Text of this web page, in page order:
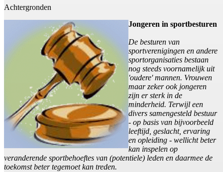
Achtergronden
Jongeren in sportbesturen
De besturen van
sportverenigingen en andere
sportorganisaties bestaan
nog steeds voornamelijk uit
'oudere' mannen. Vrouwen
maar zeker ook jongeren
zijn er sterk in de
minderheid. Terwijl een
divers samengesteld bestuur
- op basis van bijvoorbeeld
leeftijd, geslacht, ervaring
en opleiding - wellicht beter
kan inspelen op
veranderende sportbehoeftes van (potentiele) leden en daarmee de
toekomst beter tegemoet kan treden.